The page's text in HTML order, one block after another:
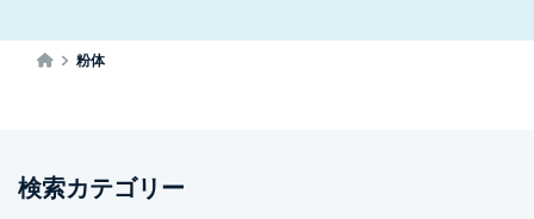
粉体
検索カテゴリー